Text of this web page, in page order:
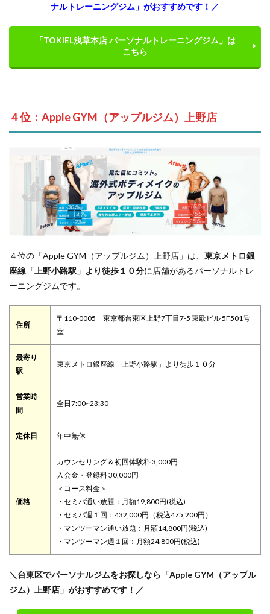
ナルトレーニングジム」がおすすめです！／
「TOKIEL浅草本店 パーソナルトレーニングジム」は
こちら
４位：Apple GYM（アップルジム）上野店
４位の「Apple GYM（アップルジム）上野店」は、 東京メトロ銀
座線「上野小路駅」より徒歩１０分に店舗があるパーソナルトレ
ーニングジムです。
住所
〒110-0005 東京都台東区上野7丁目7-5 東欧ビル 5F501号
室
最寄り
駅
東京メトロ銀座線「上野小路駅」より徒歩１０分
営業時
間
全日7:00~23:30
定休日 年中無休
価格
カウンセリング＆初回体験料 3,000円
入会金・登録料 30,000円
＜コース料金＞
・セミパ通い放題：月額19,800円(税込)
・セミパ週１回：432,000円（税込475,200円）
・マンツーマン通い放題：月額14,800円(税込)
・マンツーマン週１回：月額24,800円(税込)
＼台東区でパーソナルジムをお探しなら「Apple GYM（アップル
ジム）上野店」がおすすめです！／